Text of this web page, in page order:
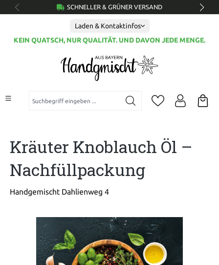
springen SCHNELLER & GRÜNER VERSAND
Laden & Kontaktinfos
KEIN QUATSCH, NUR QUALITÄT. UND DAVON JEDE MENGE.
Suchbegriff eingeben ...
Kräuter Knoblauch Öl –
Nachfüllpackung
Handgemischt Dahlienweg 4
Bildergalerie überspringen